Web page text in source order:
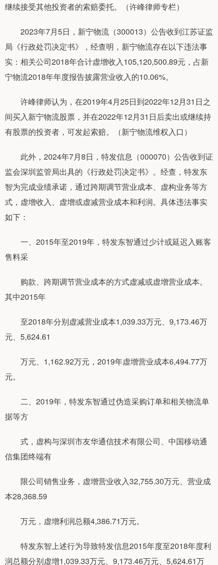
继续接受其他投资者的索赔委托。（许峰律师专栏）
2023年7月5日，新宁物流（300013）公告收到江苏证监
局《行政处罚决定书》，经查明，新宁物流存在以下违法事
实：相关公司2018年合计虚增收入105,120,500.89元，占新
宁物流2018年年度报告披露营业收入的10.06%。
许峰律师认为，在2019年4月25日到2022年12月31日之
间买入新宁物流股票，并在2022年12月31日后卖出或继续持
有股票的投资者，可发起索赔。（新宁物流维权入口）
此外，2024年7月8日，特发信息（000070）公告收到证
监会深圳监管局出具的《行政处罚决定书》。经查，特发东
智为完成业绩承诺，通过跨期调节营业成本、虚构业务等方
式，虚增收入、虚增或虚减营业成本和利润。具体违法事实
如下：
一、2015年至2019年，特发东智通过少计或延迟入账客
售料采
购款、跨期调节营业成本的方式虚减或虚增营业成本。
其中2015年
至2018年分别虚减营业成本1,039.33万元、9,173.46万
元、5,624.61
万元、1,162.92万元，2019年虚增营业成本6,494.77万
元。
二、2019年，特发东智通过伪造采购订单和相关物流单
据等方
式，虚构与深圳市友华通信技术有限公司、中国移动通
信集团终端有
限公司销售业务，虚增营业收入32,755.30万元、营业成
本28,368.59
万元，虚增利润总额4,386.71万元。
特发东智上述行为导致特发信息2015年度至2018年度利
润总额分别虚增1,039.33万元、9,173.46万元、5,624.61万